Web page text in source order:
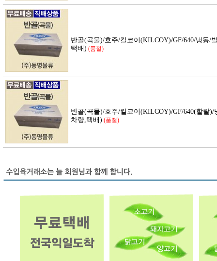
반골(곡물)/호주/킬코이(KILCOY)/GF/640/냉동/
택배) (품절)
반골(곡물)/호주/킬코이(KILCOY)/GF/640(할랄
차량,택배) (품절)